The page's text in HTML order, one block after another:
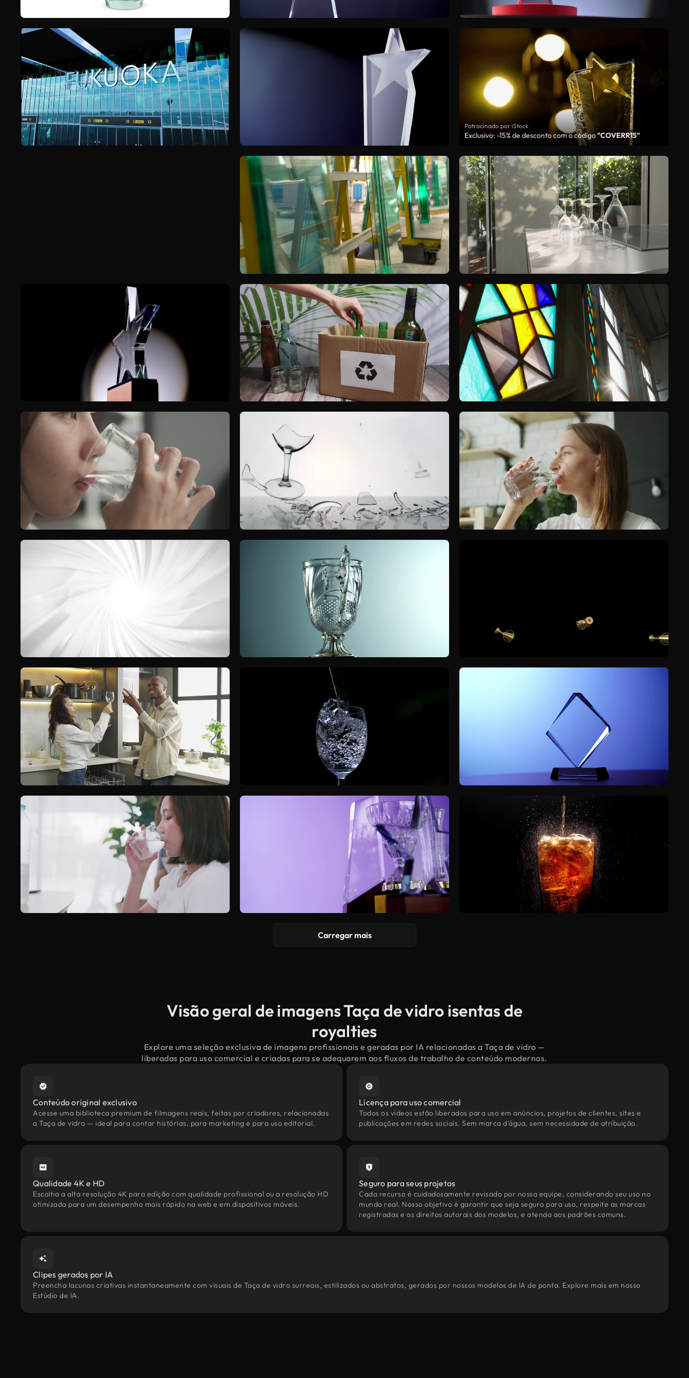
Patrocinado por iStock
Exclusivo: -15% de desconto com o código"COVERR15"
Carregar mais
Visão geral de imagens Taça de vidro isentas de
royalties
Explore uma seleção exclusiva de imagens profissionais e geradas por IA relacionadas a Taça de vidro —
liberadas para uso comercial e criadas para se adequarem aos fluxos de trabalho de conteúdo modernos.
Conteúdo original exclusivo
Acesse uma biblioteca premium de filmagens reais, feitas por criadores, relacionadas
a Taça de vidro — ideal para contar histórias, para marketing e para uso editorial.
Licença para uso comercial
Todos os vídeos estão liberados para uso em anúncios, projetos de clientes, sites e
publicações em redes sociais. Sem marca d'água, sem necessidade de atribuição.
Qualidade 4K e HD
Escolha a alta resolução 4K para edição com qualidade profissional ou a resolução HD
otimizada para um desempenho mais rápido na web e em dispositivos móveis.
Seguro para seus projetos
Cada recurso é cuidadosamente revisado por nossa equipe, considerando seu uso no
mundo real. Nosso objetivo é garantir que seja seguro para uso, respeite as marcas
registradas e os direitos autorais dos modelos, e atenda aos padrões comuns.
Clipes gerados por IA
Preencha lacunas criativas instantaneamente com visuais de Taça de vidro surreais, estilizados ou abstratos, gerados por nossos modelos de IA de ponta. Explore mais em nosso
Estúdio de IA.